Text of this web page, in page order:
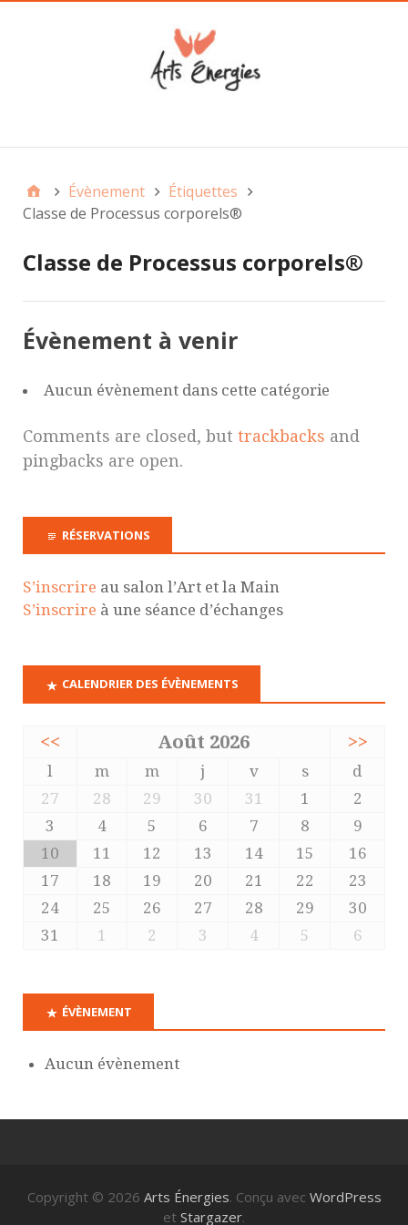
Évènement
Étiquettes
Classe de Processus corporels®
Classe de Processus corporels®
Évènement à venir
Aucun évènement dans cette catégorie
Comments are closed, but trackbacks and
pingbacks are open.
RÉSERVATIONS
S’inscrire au salon l’Art et la Main
S’inscrire à une séance d’échanges
CALENDRIER DES ÉVÈNEMENTS
<< Août 2026 >>
l m m j v s
d
27
28 29 30 31 1
2
3
4 5 6 7 8
9
10
11 12 13 14 15
16
17
18 19 20 21 22
23
24
25 26 27 28 29
30
31
1 2 3 4 5 6
ÉVÈNEMENT
Aucun évènement
Copyright © 2026 Arts Énergies. Conçu avec WordPress
et Stargazer.